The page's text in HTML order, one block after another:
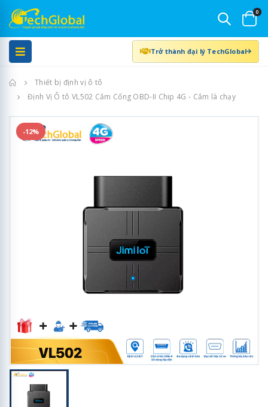
0
Trở thành đại lý TechGlobal
Trang chủThiết bị định vị ô tô
Định Vị Ô tô VL502 Cắm Cổng OBD-II Chip 4G - Cắm là chạy
-12%